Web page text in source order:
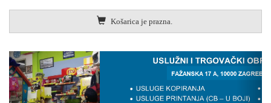
Košarica je prazna.
Previous